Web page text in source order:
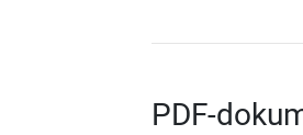
PDF-